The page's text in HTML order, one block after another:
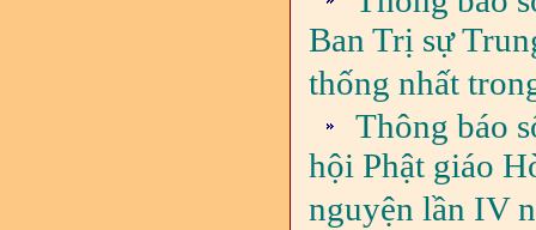
Ban Trị sự
thống nhất
Thông báo
hội Phật giáo
nguyện lần IV